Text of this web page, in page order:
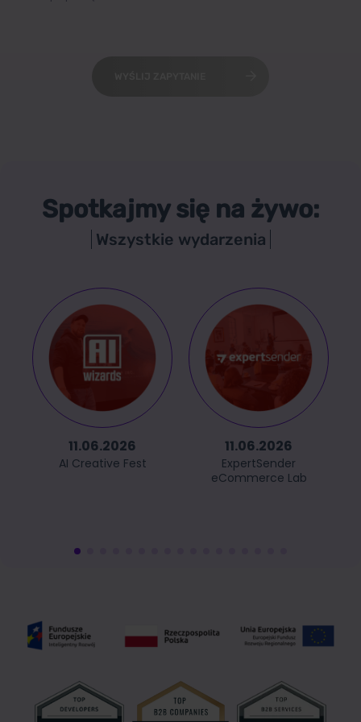
Spotkajmy się na żywo:
Wszystkie wydarzenia
11.06.2026
AI Creative Fest
11.06.2026
ExpertSender
eCommerce Lab